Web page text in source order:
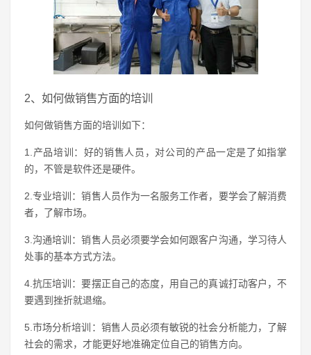
2、如何做销售方面的培训
如何做销售方面的培训如下：
1.产品培训：好的销售人员，对公司的产品一定是了如指掌
的，不管是软件还是硬件。
2.专业培训：销售人员作为一名服务工作者，要学会了解消费
者，了解市场。
3.沟通培训：销售人员必须要学会如何跟客户沟通，学习待人
处事的基本方式方法。
4.抗压培训：要摆正自己的态度，用自己的真诚打动客户，不
要遇到挫折就退缩。
5.市场分析培训：销售人员必须有敏锐的社会分析能力，了解
社会的需求，才能更好地准确定位自己的销售方向。